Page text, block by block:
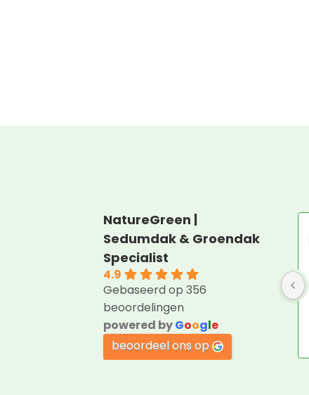
NatureGreen |
Sedumdak & Groendak
Specialist
4.9
Gebaseerd op 356
beoordelingen
powered byGoogle
beoordeel ons op